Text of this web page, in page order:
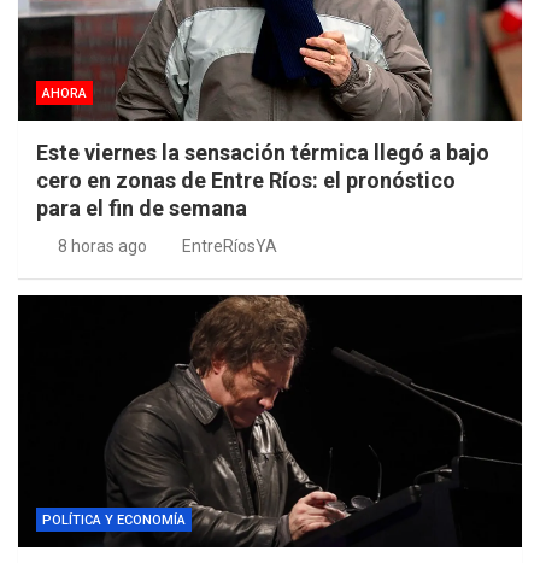
AHORA
Este viernes la sensación térmica llegó a bajo
cero en zonas de Entre Ríos: el pronóstico
para el fin de semana
8 horas ago EntreRíosYA
POLÍTICA Y ECONOMÍA